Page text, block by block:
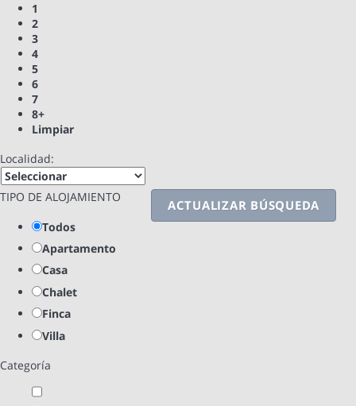
1
2
3
4
5
6
7
8+
Limpiar
Localidad:
ACTUALIZAR BÚSQUEDA
TIPO DE ALOJAMIENTO
Todos
Apartamento
Casa
Chalet
Finca
Villa
Categoría